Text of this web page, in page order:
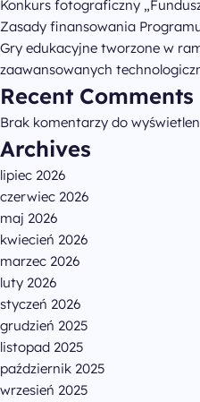
Polityka prywatności
Zapisz się do newslettera
w ciągu paru dni roboczych
Chrystiana
00-918 Warszawa
Konkurs fotograficzny
Zasady finansowania
Gry edukacyjne tworzone w
zaawansowanych
Recent Comments
Brak komentarzy do
Archives
lipiec 2026
czerwiec 2026
maj 2026
kwiecień 2026
marzec 2026
luty 2026
styczeń 2026
grudzień 2025
listopad 2025
październik 2025
wrzesień 2025